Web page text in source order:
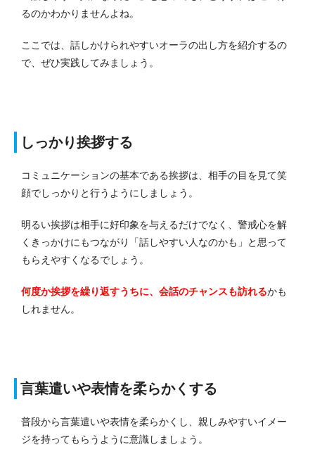
るのかわかりませんよね。
ここでは、話しかけられやすいオーラの出し方を紹介するの
で、ぜひ実践してみましょう。
しっかり挨拶する
コミュニケーションの基本である挨拶は、相手の目を見て笑
顔でしっかりと行うようにしましょう。
明るい挨拶は相手に好印象を与えるだけでなく、警戒心を解
くきっかけにもつながり「話しやすい人なのかも」と思って
もらえやすくなるでしょう。
何度か挨拶を繰り返すうちに、会話のチャンスも訪れるかも
しれません。
言葉遣いや表情を柔らかくする
普段から言葉遣いや表情を柔らかくし、親しみやすいイメー
ジを持ってもらうように意識しましょう。